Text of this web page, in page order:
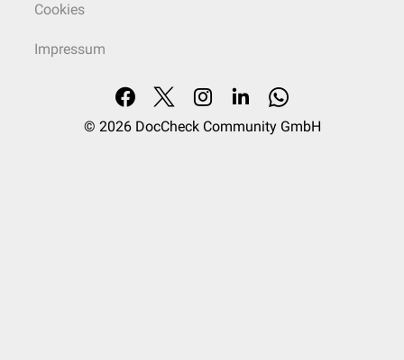
Cookies
Impressum
© 2026 DocCheck Community GmbH